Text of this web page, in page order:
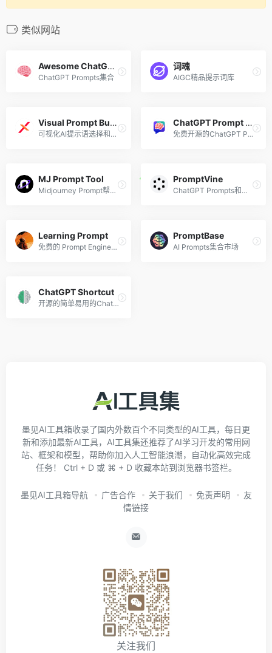
类似网站
Awesome ChatGPT Prompts
ChatGPT Prompts集合
词魂
AIGC精品提示词库
Visual Prompt Builder
可视化AI提示语选择和搭建
ChatGPT Prompt Genius
免费开源的ChatGPT Prompt浏览器扩展
MJ Prompt Tool
Midjourney Prompt帮助工具
PromptVine
ChatGPT Prompts和应用
Learning Prompt
免费的 Prompt Engineering 教程（中文开源）
PromptBase
AI Prompts集合市场
ChatGPT Shortcut
开源的简单易用的ChatGPT快捷指令，让生产力加倍！
墨见AI工具箱收录了国内外数百个不同类型的AI工具，每日更
新和添加最新AI工具，AI工具集还推荐了AI学习开发的常用网
站、框架和模型，帮助你加入人工智能浪潮，自动化高效完成
任务！ Ctrl + D 或 ⌘ + D 收藏本站到浏览器书签栏。
墨见AI工具箱导航 广告合作 关于我们 免责声明
友
情链接
关注我们